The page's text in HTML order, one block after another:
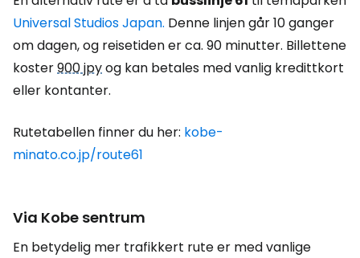
Universal Studios Japan. Denne linjen går 10 ganger
om dagen, og reisetiden er ca. 90 minutter. Billettene
koster900 jpyog kan betales med vanlig kredittkort
eller kontanter.
Rutetabellen finner du her: kobe-
minato.co.jp/route61
Via Kobe sentrum
En betydelig mer trafikkert rute er med vanlige